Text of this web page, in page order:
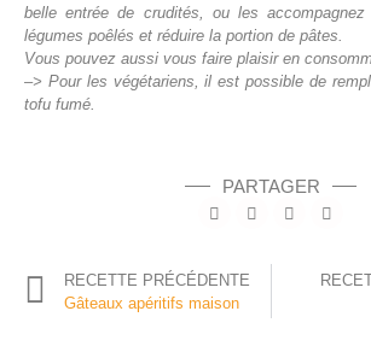
belle entrée de crudités, ou les accompagnez
légumes poêlés et réduire la portion de pâtes.
Vous pouvez aussi vous faire plaisir en
–> Pour les végétariens, il est possible de
tofu fumé.
PARTAGER
RECETTE PRÉCÉDENTE
Gâteaux apéritifs maison